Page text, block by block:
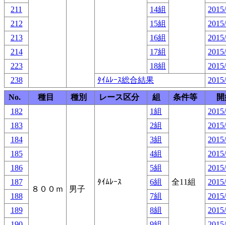
211
14組
212
15組
213
16組
214
17組
223
18組
238
ﾀｲﾑﾚｰｽ総合結果
No.
種目 種別 レース区分 組 条件等
182
８００ｍ 男子
ﾀｲﾑﾚｰｽ
1組
全11組
183
2組
184
3組
185
4組
186
5組
187
6組
188
7組
189
8組